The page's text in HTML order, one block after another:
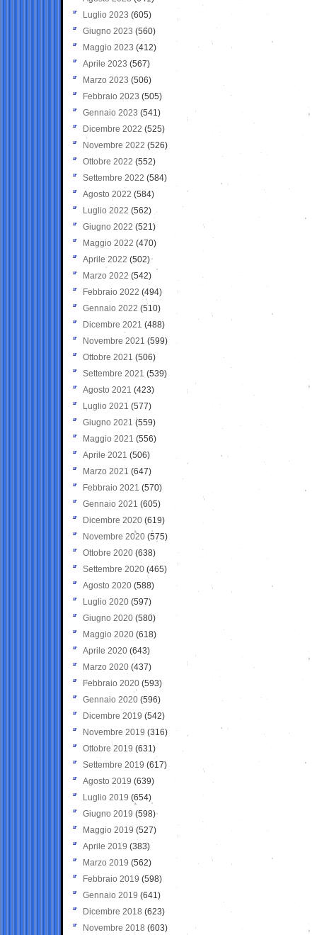
Luglio 2023 (605)
Giugno 2023 (560)
Maggio 2023 (412)
Aprile 2023 (567)
Marzo 2023 (506)
Febbraio 2023 (505)
Gennaio 2023 (541)
Dicembre 2022 (525)
Novembre 2022 (526)
Ottobre 2022 (552)
Settembre 2022 (584)
Agosto 2022 (584)
Luglio 2022 (562)
Giugno 2022 (521)
Maggio 2022 (470)
Aprile 2022 (502)
Marzo 2022 (542)
Febbraio 2022 (494)
Gennaio 2022 (510)
Dicembre 2021 (488)
Novembre 2021 (599)
Ottobre 2021 (506)
Settembre 2021 (539)
Agosto 2021 (423)
Luglio 2021 (577)
Giugno 2021(559)
Maggio 2021 (556)
Aprile 2021 (506)
Marzo 2021 (647)
Febbraio 2021 (570)
Gennaio 2021 (605)
Dicembre 2020 (619)
Novembre 2020 (575)
Ottobre 2020 (638)
Settembre 2020(465)
Agosto 2020 (588)
Luglio 2020 (597)
Giugno 2020 (580)
Maggio 2020 (618)
Aprile 2020 (643)
Marzo 2020 (437)
Febbraio 2020 (593)
Gennaio 2020 (596)
Dicembre 2019 (542)
Novembre 2019 (316)
Ottobre 2019 (631)
Settembre 2019 (617)
Agosto 2019 (639)
Luglio 2019 (654)
Giugno 2019 (598)
Maggio 2019 (527)
Aprile 2019 (383)
Marzo 2019 (562)
Febbraio 2019 (598)
Gennaio 2019 (641)
Dicembre 2018 (623)
Novembre 2018 (603)